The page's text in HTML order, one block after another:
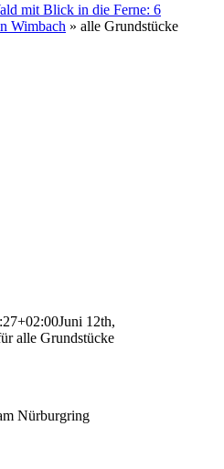
mit Blick in die Ferne: 6
Wimbach » alle Grundstücke
Juni 12th,
alle Grundstücke
Nürburgring